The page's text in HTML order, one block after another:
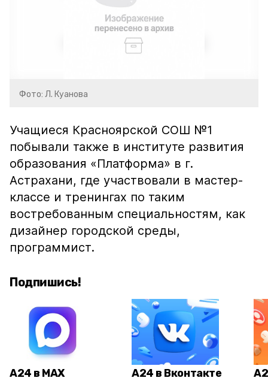
Фото: Л. Куанова
Учащиеся Красноярской СОШ №1
побывали также в институте развития
образования «Платформа» в г.
Астрахани, где участвовали в мастер-
классе и тренингах по таким
востребованным специальностям, как
дизайнер городской среды,
программист.
Подпишись!
А24 в MAX А24 в Вконтакте